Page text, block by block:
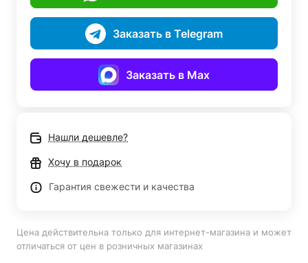
Заказать в Telegram
Заказать в Max
Нашли дешевле?
Хочу в подарок
Гарантия свежести и качества
Цена действительна только для интернет-магазина и может
отличаться от цен в розничных магазинах